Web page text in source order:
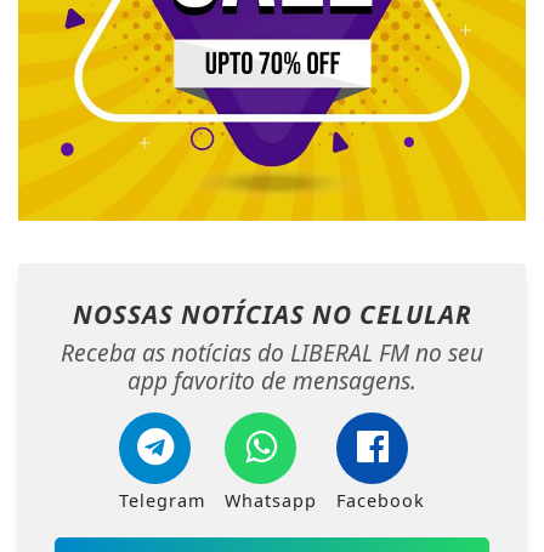
NOSSAS NOTÍCIAS NO CELULAR
Receba as notícias do LIBERAL FM no seu
app favorito de mensagens.
Telegram Whatsapp Facebook